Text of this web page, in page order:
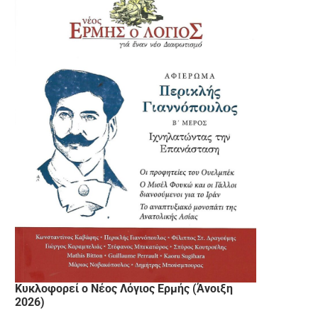
Κυκλοφορεί ο Νέος Λόγιος Ερμής (Άνοιξη
2026)